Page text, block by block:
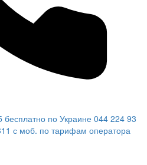
бесплатно по Украине 044 224 93
с моб. по тарифам оператора